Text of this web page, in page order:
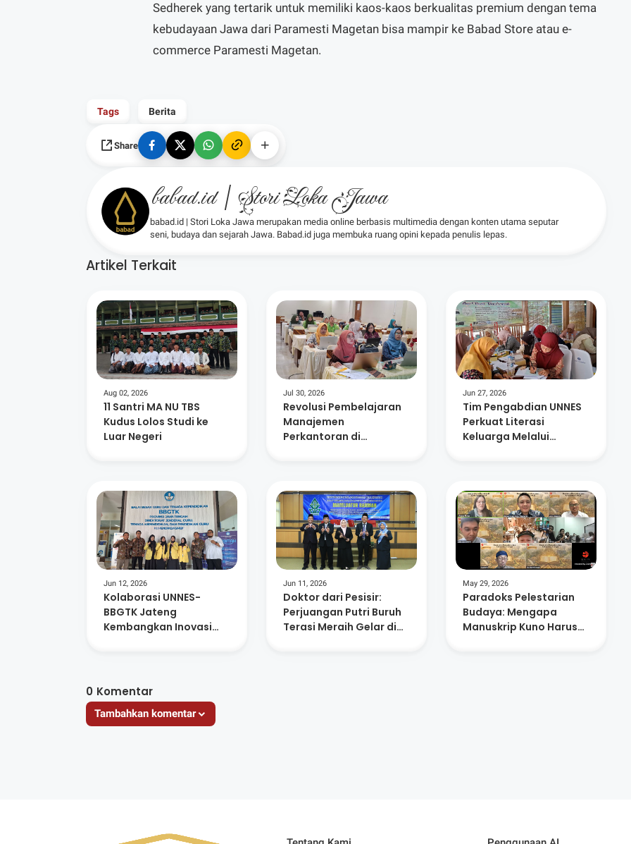
Sedherek yang tertarik untuk memiliki kaos-kaos berkualitas premium dengan tema
kebudayaan Jawa dari Paramesti Magetan bisa mampir ke Babad Store atau e-
commerce Paramesti Magetan.
Tags Berita
Share
babad.id | Stori Loka Jawa
babad.id | Stori Loka Jawa merupakan media online berbasis multimedia dengan konten utama seputar
seni, budaya dan sejarah Jawa. Babad.id juga membuka ruang opini kepada penulis lepas.
Artikel Terkait
Aug 02, 2026
11 Santri MA NU TBS
Kudus Lolos Studi ke
Luar Negeri
Jul 30, 2026
Revolusi Pembelajaran
Manajemen
Perkantoran di
Pendekatan Deep
Learning
Jun 27, 2026
Tim Pengabdian UNNES
Perkuat Literasi
Keluarga Melalui
Semi
Jun 12, 2026
Kolaborasi UNNES-
BBGTK Jateng
Kembangkan Inovasi
Jun 11, 2026
Doktor dari Pesisir:
Perjuangan Putri Buruh
Terasi Meraih Gelar di
May 29, 2026
Paradoks Pelestarian
Budaya: Mengapa
Manuskrip Kuno Harus
0 Komentar
Tambahkan komentar